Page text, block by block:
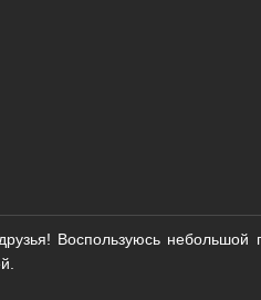
Воспользуюсь небольшой